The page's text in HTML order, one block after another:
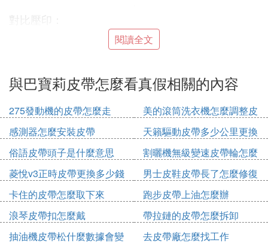
對比壓印：
正品的壓印是非常清晰的，字母間隔均勻，字體清
晰，不會過重也不會過淺。而許多仿品為了保證字體
凹陷感，字母邊緣也幾乎相連。
3. 怎麽鑒別burberry皮帶是不是正品
1.騎士logo
正品騎士做工精細，仿品很難做到騎士的圖案。
4. 求鑒定巴寶莉男士皮帶真假以及價格！
我只能提供識別真假方法，在皮帶正面塗一點口水，
在背面用口吹，如果出現氣泡是真的，不出是假的。
閱讀全文
與巴寶莉皮帶怎麼看真假相關的內容
275發動機的皮帶怎麼走
美的滾筒洗衣機怎麼調整皮
帶輪
感測器怎麼安裝皮帶
天籟驅動皮帶多少公里更換
俗語皮帶頭子是什麼意思
割曬機無級變速皮帶輪怎麼
拆
菱悅v3正時皮帶更換多少錢
男士皮鞋皮帶長了怎麼修復
卡住的皮帶怎麼取下來
跑步皮帶上油怎麼辦
浪琴皮帶扣怎麼戴
帶拉鏈的皮帶怎麼拆卸
抽油機皮帶松什麼數據會變
去皮帶廠怎麼找工作